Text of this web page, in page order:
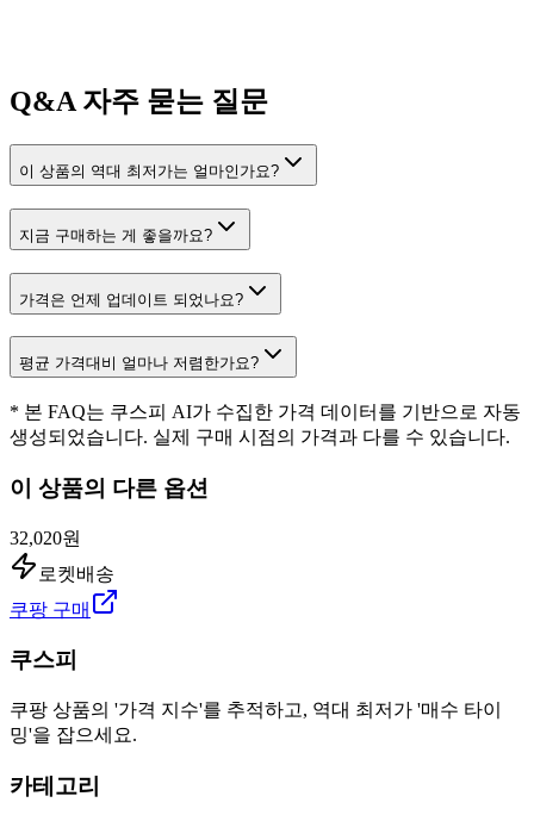
Q&A자주 묻는 질문
이 상품의 역대 최저가는 얼마인가요?
지금 구매하는 게 좋을까요?
가격은 언제 업데이트 되었나요?
평균 가격대비 얼마나 저렴한가요?
* 본 FAQ는 쿠스피 AI가 수집한 가격 데이터를 기반으로 자동
생성되었습니다. 실제 구매 시점의 가격과 다를 수 있습니다.
이 상품의 다른 옵션
32,020원
로켓배송
쿠팡 구매
쿠스피
쿠팡 상품의 '가격 지수'를 추적하고, 역대 최저가 '매수 타이
밍'을 잡으세요.
카테고리